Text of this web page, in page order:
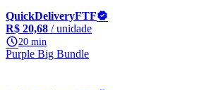
QuickDeliveryFTF
R$ 20,68 / unidade
20 min
Purple Big Bundle